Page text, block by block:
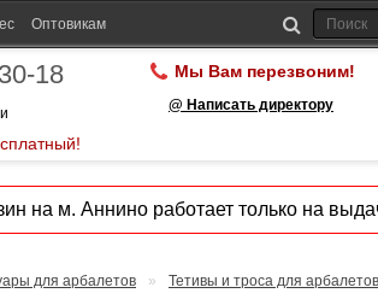
Оптовикам
18 Мы Вам перезвоним!
@ Написать директору
на м. Аннино работает только на
для арбалетов » Тетивы и троса для арбалетов